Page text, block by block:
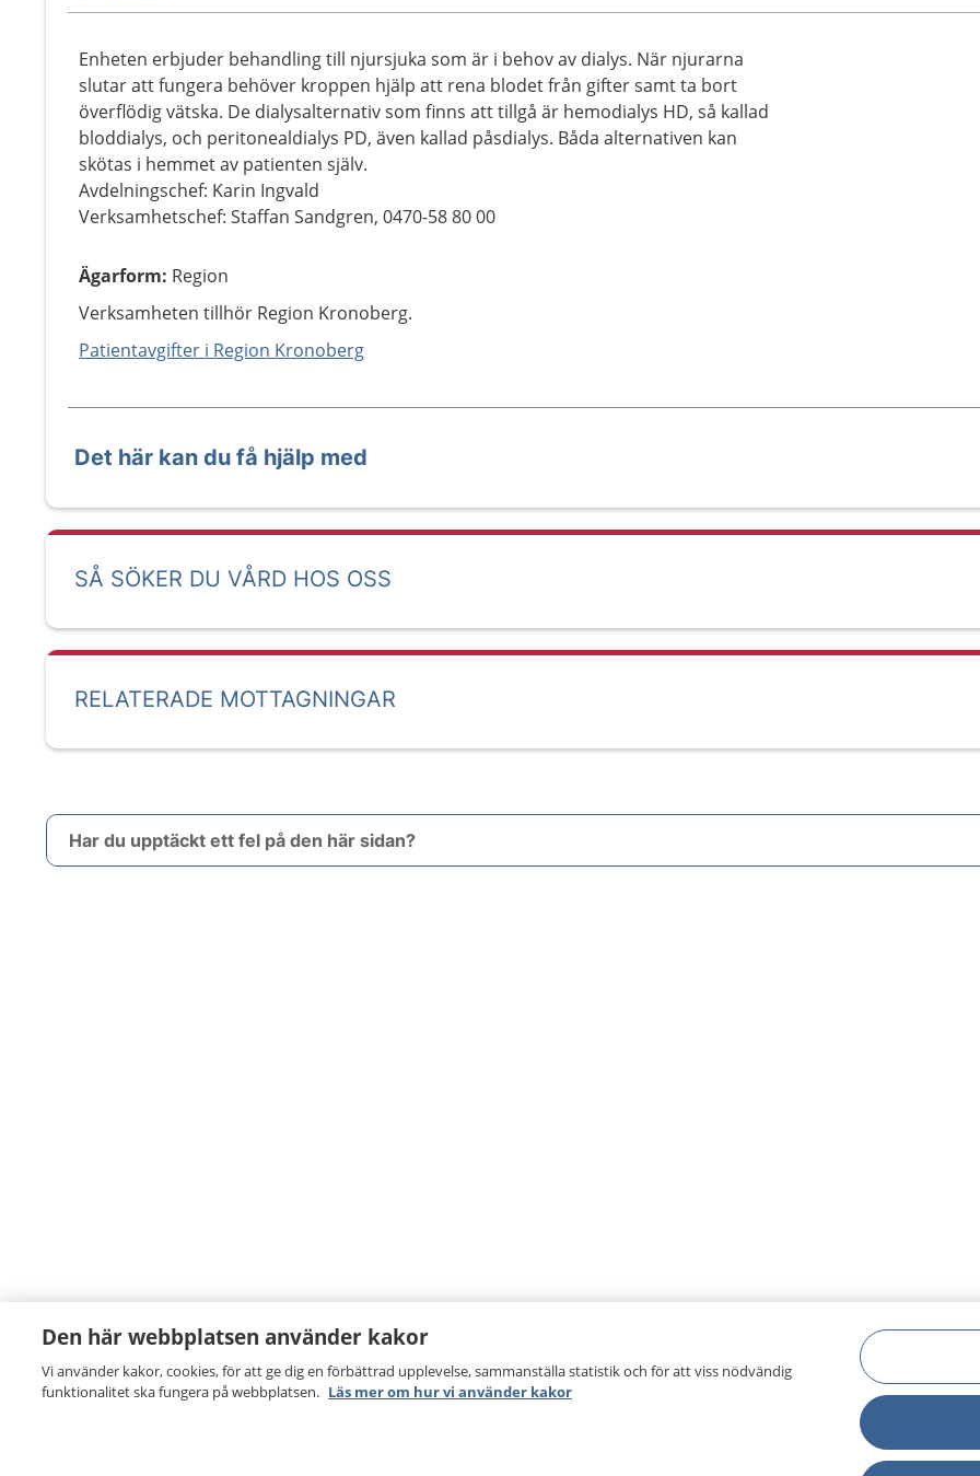
Enheten erbjuder behandling till njursjuka som är i behov av dialys. När njurarna
slutar att fungera behöver kroppen hjälp att rena blodet från gifter samt ta bort
överflödig vätska. De dialysalternativ som finns att tillgå är hemodialys HD, så kallad
bloddialys, och peritonealdialys PD, även kallad påsdialys. Båda alternativen kan
skötas i hemmet av patienten själv.
Avdelningschef: Karin Ingvald
Verksamhetschef: Staffan Sandgren, 0470-58 80 00
Ägarform: Region
Verksamheten tillhör Region Kronoberg.
Patientavgifter i Region Kronoberg
Det här kan du få hjälp med
SÅ SÖKER DU VÅRD HOS OSS
RELATERADE MOTTAGNINGAR
Har du upptäckt ett fel på den här sidan?
Den här webbplatsen använder kakor
Vi använder kakor, cookies, för att ge dig en förbättrad upplevelse, sammanställa statistik och för att viss nödvändig
funktionalitet ska fungera på webbplatsen. Läs mer om hur vi använder kakor